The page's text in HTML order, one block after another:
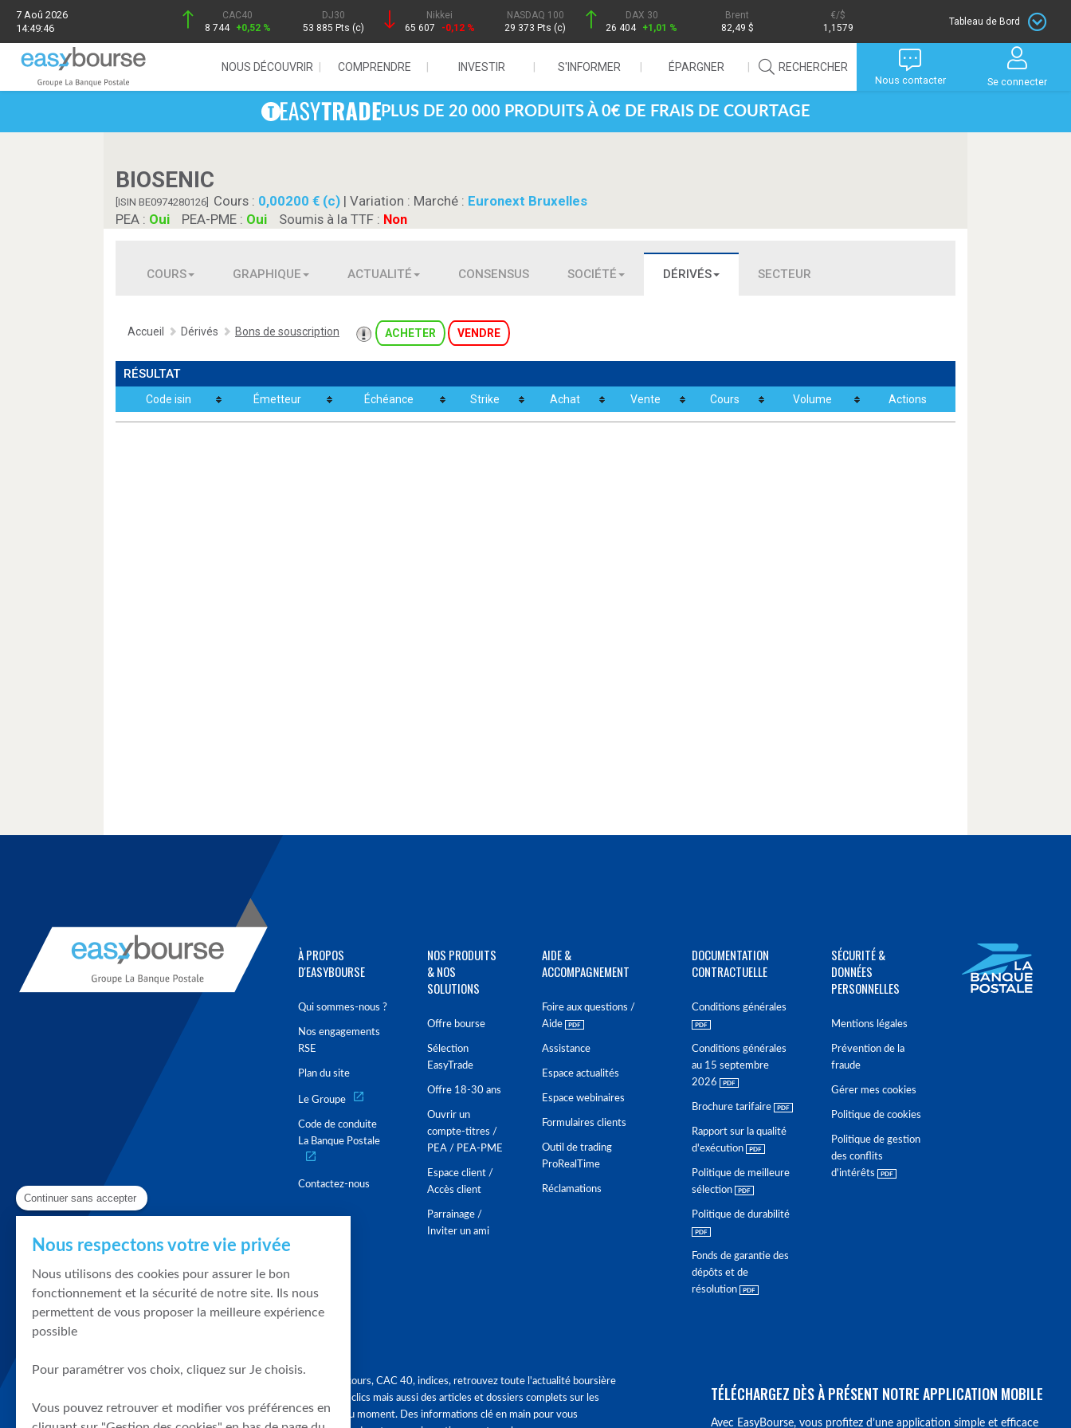
7 Aoû 2026
14:49:46
CAC40
8 744 +0,52 %
DJ30
53 885 Pts (c)
Nikkei
65 607
-0,12 %
NASDAQ 100
29 373 Pts (c)
DAX 30
26 404 +1,01 %
Brent
82,49 $
/$
1,1579
Tableau de Bord
NOUS DÉCOUVRIR COMPRENDRE INVESTIR S'INFORMER ÉPARGNER RECHERCHER
Nous contacter Se connecter
PLUS DE 20 000 PRODUITS À 0€ DE FRAIS DE COURTAGE
BIOSENIC
[ISIN BE0974280126] Cours : 0,00200 € (c) | Variation : Marché : Euronext Bruxelles
PEA : Oui PEA-PME : Oui Soumis à la TTF : Non
COURS GRAPHIQUE ACTUALITÉ CONSENSUS SOCIÉTÉ DÉRIVÉS SECTEUR
Accueil Dérivés Bons de souscription ACHETER VENDRE
RÉSULTAT
Code isin Émetteur Échéance Strike Achat Vente Cours Volume Actions
À PROPOS
D'EASYBOURSE
Qui sommes-nous ?
Nos engagements
RSE
Plan du site
Le Groupe
Code de conduite
La Banque Postale
Contactez-nous
NOS PRODUITS
& NOS
SOLUTIONS
Offre bourse
Sélection
EasyTrade
Offre 18-30 ans
Ouvrir un
compte-titres /
PEA / PEA-PME
Espace client /
Accès client
Parrainage /
Inviter un ami
AIDE &
ACCOMPAGNEMENT
Foire aux questions /
Aide
Assistance
Espace actualités
Espace webinaires
Formulaires clients
Outil de trading
ProRealTime
Réclamations
DOCUMENTATION
CONTRACTUELLE
Conditions générales
Conditions générales
au 15 septembre
2026
Brochure tarifaire
Rapport sur la qualité
d'exécution
Politique de meilleure
sélection
Politique de durabilité
Fonds de garantie des
dépôts et de
résolution
SÉCURITÉ &
DONNÉES
PERSONNELLES
Mentions légales
Prévention de la
fraude
Gérer mes cookies
Politique de cookies
Politique de gestion
des conflits
d'intérêts
Graphique, cours, CAC 40, indices, retrouvez toute l'actualité boursière
en quelques clics mais aussi des articles et dossiers complets sur les
tendances du moment. Des informations clé en main pour vous
TÉLÉCHARGEZ DÈS À PRÉSENT NOTRE APPLICATION MOBILE
Avec EasyBourse, vous profitez d’une application simple et efficace
Continuer sans accepter
Nous respectons votre vie privée
Nous utilisons des cookies pour assurer le bon
fonctionnement et la sécurité de notre site. Ils nous
permettent de vous proposer la meilleure expérience
possible
Pour paramétrer vos choix, cliquez sur Je choisis.
Vous pouvez retrouver et modifier vos préférences en